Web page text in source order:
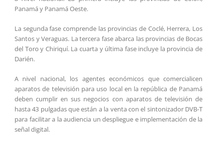
Panamá y Panamá Oeste.
La segunda fase comprende las provincias de Coclé, Herrera, Los
Santos y Veraguas. La tercera fase abarca las provincias de Bocas
del Toro y Chiriquí. La cuarta y última fase incluye la provincia de
Darién.
A nivel nacional, los agentes económicos que comercialicen
aparatos de televisión para uso local en la república de Panamá
deben cumplir en sus negocios con aparatos de televisión de
hasta 43 pulgadas que están a la venta con el sintonizador DVB-T
para facilitar a la audiencia un despliegue e implementación de la
señal digital.